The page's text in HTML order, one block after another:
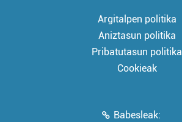
Argitalpen politika
Aniztasun politika
Pribatutasun politika
Cookieak
Babesleak: